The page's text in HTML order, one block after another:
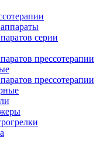
серии
прессотерапии
прессотерапии